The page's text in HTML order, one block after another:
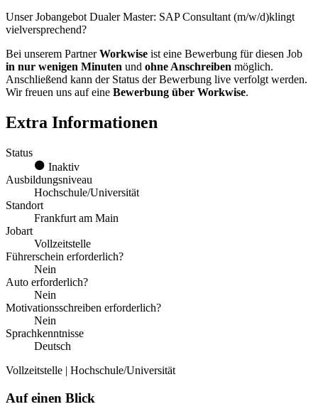
Unser Jobangebot Dualer Master: SAP Consultant (m/w/d)klingt
vielversprechend?
Bei unserem PartnerWorkwise ist eine Bewerbung für diesen Job
in nur wenigen Minuten und ohne Anschreiben möglich.
Anschließend kann der Status der Bewerbung live verfolgt werden.
Wir freuen uns auf eine Bewerbung über Workwise.
Extra Informationen
Status
Inaktiv
Ausbildungsniveau
Hochschule/Universität
Standort
Frankfurt am Main
Jobart
Vollzeitstelle
Führerschein erforderlich?
Nein
Auto erforderlich?
Nein
Motivationsschreiben erforderlich?
Nein
Sprachkenntnisse
Deutsch
Vollzeitstelle | Hochschule/Universität
Auf einen Blick